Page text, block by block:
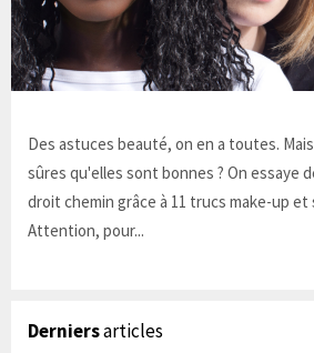
Des astuces beauté, on en a toutes.
sûres qu'elles sont bonnes ? On essaye
droit chemin grâce à 11 trucs make-up et
Attention, pour...
Derniersarticles